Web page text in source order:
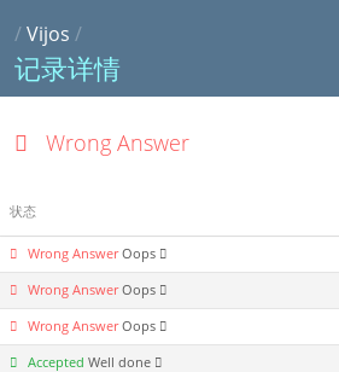
/Vijos /
记录详情
Wrong Answer
状态
Wrong AnswerOops
Wrong AnswerOops
Wrong AnswerOops
AcceptedWell done